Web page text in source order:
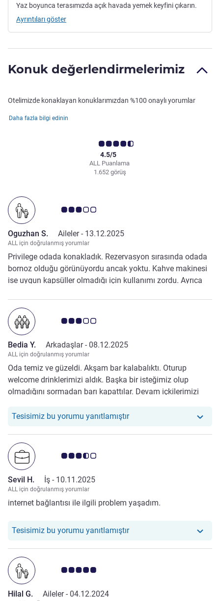
Yaz boyunca terasımızda açık havada yemek keyfini çıkarın.
Ayrıntıları göster
Konuk değerlendirmelerimiz
Otelimizde konaklayan konuklarımızdan %100 onaylı yorumlar
Daha fazla bilgi edinin
ALL Puanlama
4.5/5
1.652 görüş
Avis müşterileri puanı 3.0/5
Oguzhan S. Aileler - 13.12.2025
ALL için doğrulanmış yorumlar
Privilege odada konakladık. Rezervasyon sırasında odada
bornoz olduğu görünüyordu ancak yoktu. Kahve makinesi
ise uygun kapsüller olmadığı için kullanımı zordu. Ayrıca
ise genel tecrübenin tersine çok güleryüzlü ve
yardımseverdi.
Avis müşterileri puanı 3.0/5
Bedia Y. Arkadaşlar - 08.12.2025
ALL için doğrulanmış yorumlar
Oda temiz ve güzeldi. Akşam bar kalabalıktı. Oturup
welcome drinklerimizi aldık. Başka bir isteğimiz olup
olmadığını sormadan barı kapattılar. Devam içkilerimizi
Tesisimiz bu yorumu yanıtlamıştırOtelimiz şu yoruma yanıt
Avis müşterileri puanı 3.5/5
Sevil H. İş - 10.11.2025
ALL için doğrulanmış yorumlar
internet bağlantısı ile ilgili problem yaşadım.
Tesisimiz bu yorumu yanıtlamıştırOtelimiz şu yoruma yanıt
Avis müşterileri puanı 5.0/5
Hilal G. Aileler - 04.12.2024